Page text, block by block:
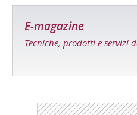
E-magazine
Tecniche, prodotti e servizi